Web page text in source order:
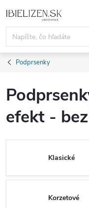
na
obsah
Podprsenky
efekt -
Klasické
Korzetové